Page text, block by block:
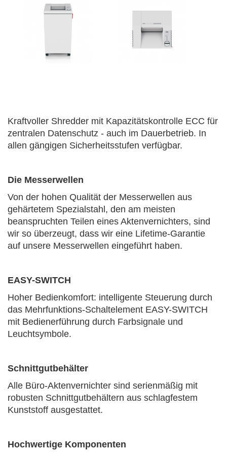
Kraftvoller Shredder mit Kapazitätskontrolle ECC für
zentralen Datenschutz - auch im Dauerbetrieb. In
allen gängigen Sicherheitsstufen verfügbar.
Die Messerwellen
Von der hohen Qualität der Messerwellen aus
gehärtetem Spezialstahl, den am meisten
beanspruchten Teilen eines Aktenvernichters, sind
wir so überzeugt, dass wir eine Lifetime-Garantie
auf unsere Messerwellen eingeführt haben.
EASY-SWITCH
Hoher Bedienkomfort: intelligente Steuerung durch
das Mehrfunktions-Schaltelement EASY-SWITCH
mit Bedienerführung durch Farbsignale und
Leuchtsymbole.
Schnittgutbehälter
Alle Büro-Aktenvernichter sind serienmäßig mit
robusten Schnittgutbehältern aus schlagfestem
Kunststoff ausgestattet.
Hochwertige Komponenten